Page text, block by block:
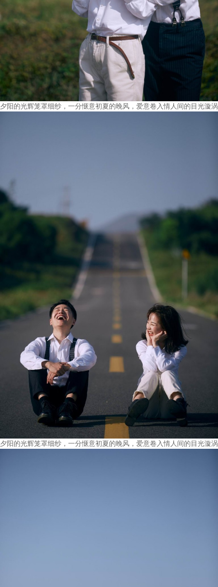
夕阳的光辉笼罩细纱，一分惬意初夏的晚风，爱意卷入情人间的目光漩涡
夕阳的光辉笼罩细纱，一分惬意初夏的晚风，爱意卷入情人间的目光漩涡